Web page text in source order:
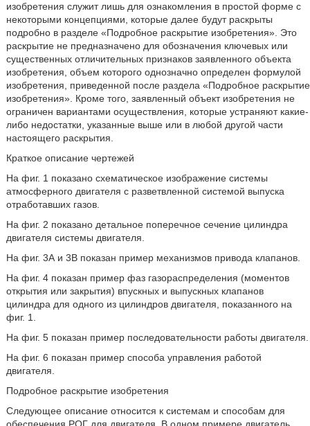
изобретения служит лишь для ознакомления в простой форме с
некоторыми концепциями, которые далее будут раскрыты
подробно в разделе «Подробное раскрытие изобретения». Это
раскрытие не предназначено для обозначения ключевых или
существенных отличительных признаков заявленного объекта
изобретения, объем которого однозначно определен формулой
изобретения, приведенной после раздела «Подробное раскрытие
изобретения». Кроме того, заявленный объект изобретения не
ограничен вариантами осуществления, которые устраняют какие-
либо недостатки, указанные выше или в любой другой части
настоящего раскрытия.
Краткое описание чертежей
На фиг. 1 показано схематическое изображение системы
атмосферного двигателя с разветвленной системой выпуска
отработавших газов.
На фиг. 2 показано детальное поперечное сечение цилиндра
двигателя системы двигателя.
На фиг. 3А и 3B показан пример механизмов привода клапанов.
На фиг. 4 показан пример фаз газораспределения (моментов
открытия или закрытия) впускных и выпускных клапанов
цилиндра для одного из цилиндров двигателя, показанного на
фиг. 1.
На фиг. 5 показан пример последовательности работы двигателя.
На фиг. 6 показан пример способа управления работой
двигателя.
Подробное раскрытие изобретения
Следующее описание относится к системам и способам для